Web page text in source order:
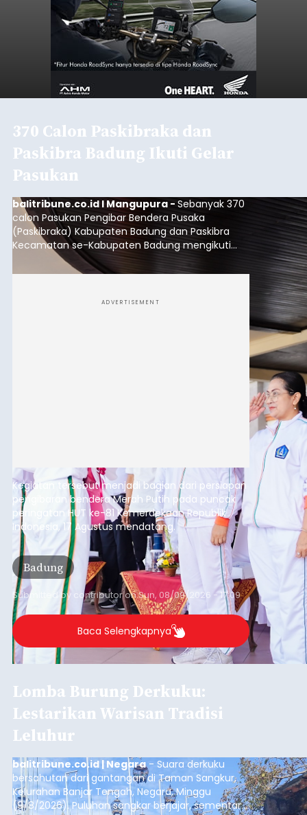
370 Calon Paskibraka dan
Paskibra Badung Ikuti Gelar
Pasukan
balitribune.co.id I Mangupura - Sebanyak 370
calon Pasukan Pengibar Bendera Pusaka
(Paskibraka) Kabupaten Badung dan Paskibra
Kecamatan se-Kabupaten Badung mengikuti
gelar pasukan di Lapangan Pusat Pemerintahan
(Puspem) Badung, Sabtu (8/8/2026).
ADVERTISEMENT
Kegiatan tersebut menjadi bagian dari persiapan
pengibaran bendera Merah Putih pada puncak
peringatan HUT ke-81 Kemerdekaan Republik
Indonesia, 17 Agustus mendatang.
Badung
Submitted by contributoronSun, 08/09/2026 - 17:09
Baca Selengkapnya
Lomba Burung Derkuku:
Lestarikan Warisan Tradisi
Leluhur
balitribune.co.id | Negara- Suara derkuku
bersahutan dari gantangan di Taman Sangkur,
Kelurahan Banjar Tengah, Negara, Minggu
(9/8/2026). Puluhan sangkar berjajar, sementara